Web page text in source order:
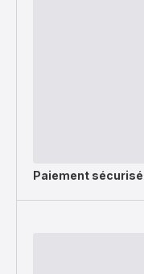
Paiement sécurisé